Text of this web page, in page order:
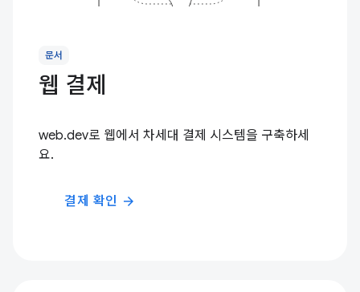
문서
웹 결제
web.dev로 웹에서 차세대 결제 시스템을 구축하세
요.
결제 확인 arrow_forward